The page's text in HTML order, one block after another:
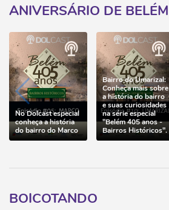
ANIVERSÁRIO DE BELÉM
No Dolcast especial
conheça a história
do bairro do Marco
Bairro do Umarizal:
Conheça mais sobre
a história do bairro
e suas curiosidades
na série especial
"Belém 405 anos -
Bairros Históricos".
BOICOTANDO